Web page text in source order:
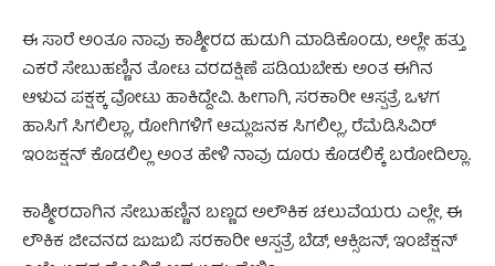
ಈ ಸಾರೆ ಅಂತೂ ನಾವು ಕಾಶ್ಮೀರದ ಹುಡುಗಿ ಮಾಡಿಕೊಂಡು, ಅಲ್ಲೇ ಹತ್ತು
ಎಕರೆ ಸೇಬುಹಣ್ಣಿನ ತೋಟ ವರದಕ್ಷಿಣೆ ಪಡಿಯಬೇಕು ಅಂತ ಈಗಿನ
ಆಳುವ ಪಕ್ಷಕ್ಕ ವೋಟು ಹಾಕಿದ್ದೇವಿ. ಹೀಗಾಗಿ, ಸರಕಾರೀ ಆಸ್ಪತ್ರೆ ಒಳಗ
ಹಾಸಿಗೆ ಸಿಗಲಿಲ್ಲಾ, ರೋಗಿಗಳಿಗೆ ಆಮ್ಲಜನಕ ಸಿಗಲಿಲ್ಲ, ರೆಮೆಡಿಸಿವಿರ್
ಇಂಜಕ್ಷನ್ ಕೊಡಲಿಲ್ಲ ಅಂತ ಹೇಳಿ ನಾವು ದೂರು ಕೊಡಲಿಕ್ಕೆ ಬರೋದಿಲ್ಲಾ.
ಕಾಶ್ಮೀರದಾಗಿನ ಸೇಬುಹಣ್ಣಿನ ಬಣ್ಣದ ಅಲೌಕಿಕ ಚಲುವೆಯರು ಎಲ್ಲೇ, ಈ
ಲೌಕಿಕ ಜೀವನದ ಜುಜುಬಿ ಸರಕಾರೀ ಆಸ್ಪತ್ರೆ ಬೆಡ್, ಆಕ್ಸಿಜನ್, ಇಂಜೆಕ್ಷನ್